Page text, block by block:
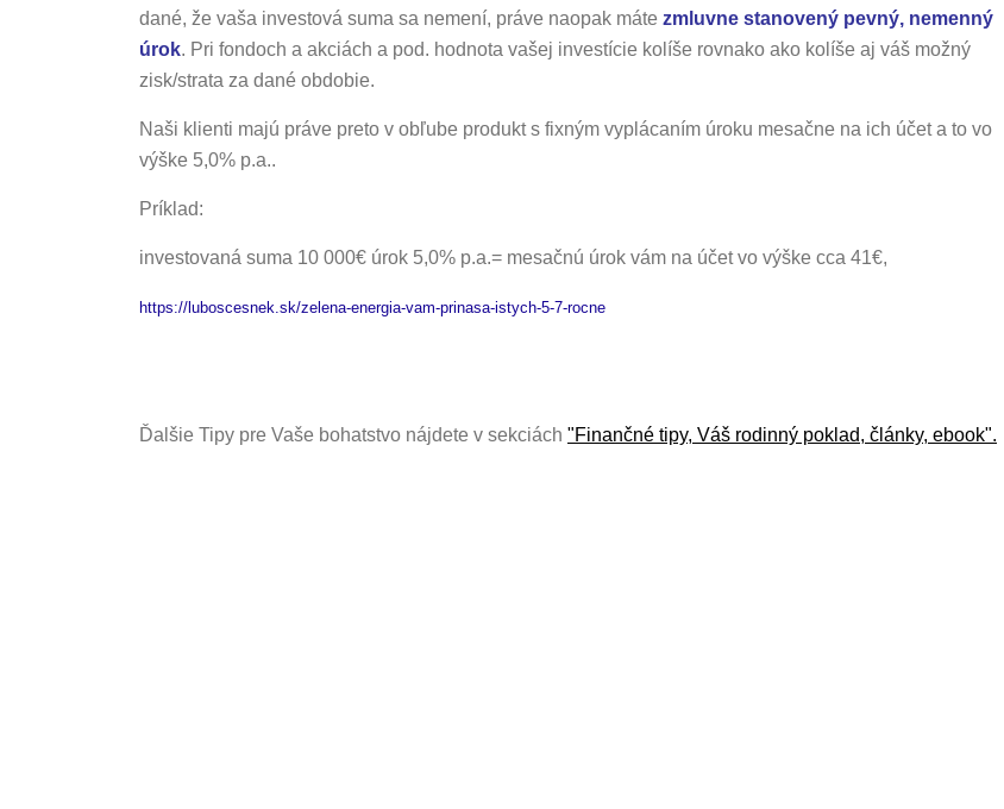
dané, že vaša investová suma sa nemení, práve naopak máte zmluvne stanovený pevný, nemenný
úrok. Pri fondoch a akciách a pod. hodnota vašej investície kolíše rovnako ako kolíše aj váš možný
zisk/strata za dané obdobie.
Naši klienti majú práve preto v obľube produkt s fixným vyplácaním úroku mesačne na ich účet a to vo
výške 5,0% p.a..
Príklad:
investovaná suma 10 000€ úrok 5,0% p.a.= mesačnú úrok vám na účet vo výške cca 41€,
https://luboscesnek.sk/zelena-energia-vam-prinasa-istych-5-7-rocne
Ďalšie Tipy pre Vaše bohatstvo nájdete v sekciách "Finančné tipy, Váš rodinný poklad, články, ebook".